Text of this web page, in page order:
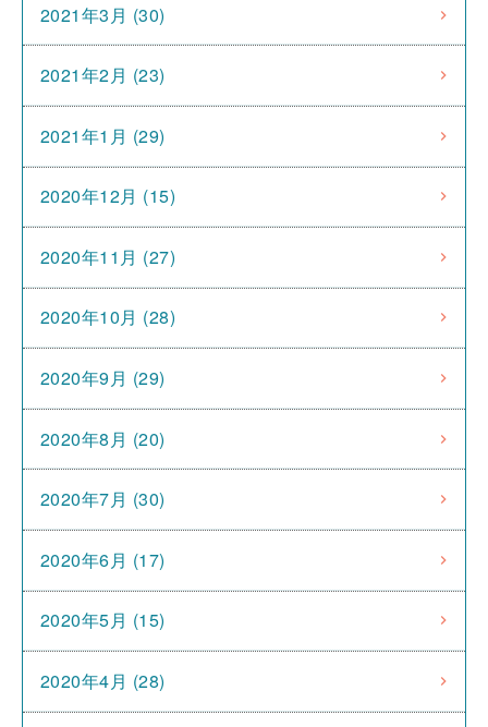
2021年3月 (30)
2021年2月 (23)
2021年1月 (29)
2020年12月 (15)
2020年11月 (27)
2020年10月 (28)
2020年9月 (29)
2020年8月 (20)
2020年7月 (30)
2020年6月 (17)
2020年5月 (15)
2020年4月 (28)